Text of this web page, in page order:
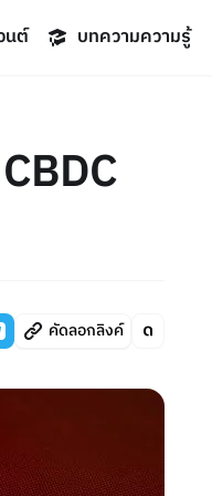
นต์ บทความความรู้
คัดลอกลิงค์